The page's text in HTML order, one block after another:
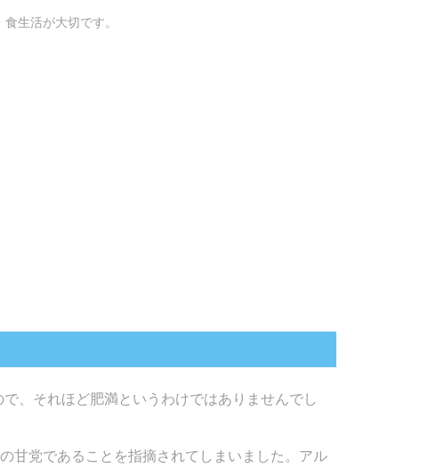
生活が大切です。
、それほど肥満というわけではありませんでし
甘党であることを指摘されてしまいました。アル